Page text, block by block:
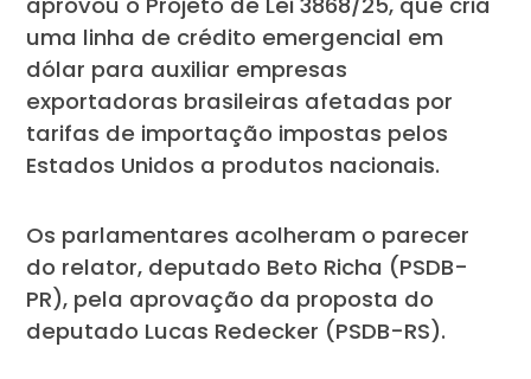
uma linha de crédito emergencial em
dólar para auxiliar empresas
exportadoras brasileiras afetadas por
tarifas de importação impostas pelos
Estados Unidos a produtos nacionais.
Os parlamentares acolheram o parecer
do relator, deputado Beto Richa (PSDB-
PR), pela aprovação da proposta do
deputado Lucas Redecker (PSDB-RS).